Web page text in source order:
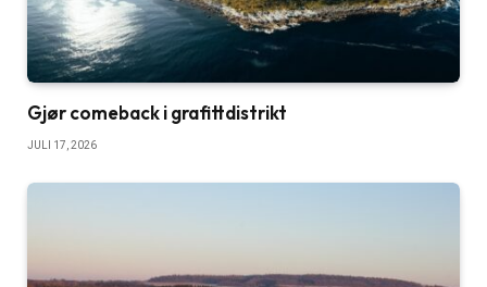
Gjør comeback i grafittdistrikt
JULI 17, 2026